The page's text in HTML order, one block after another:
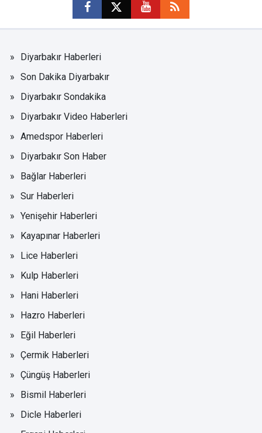
Diyarbakır Haberleri
Son Dakika Diyarbakır
Diyarbakır Sondakika
Diyarbakır Video Haberleri
Amedspor Haberleri
Diyarbakır Son Haber
Bağlar Haberleri
Sur Haberleri
Yenişehir Haberleri
Kayapınar Haberleri
Lice Haberleri
Kulp Haberleri
Hani Haberleri
Hazro Haberleri
Eğil Haberleri
Çermik Haberleri
Çüngüş Haberleri
Bismil Haberleri
Dicle Haberleri